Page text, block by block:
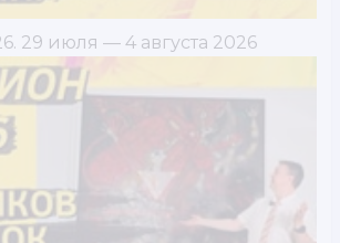
29 июля — 4 августа 2026